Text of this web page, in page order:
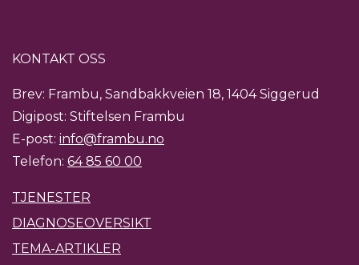
KONTAKT OSS
Brev: Frambu, Sandbakkveien 18, 1404 Siggerud
Digipost: Stiftelsen Frambu
E-post: info@frambu.no
Telefon: 64 85 60 00
TJENESTER
DIAGNOSEOVERSIKT
TEMA-ARTIKLER